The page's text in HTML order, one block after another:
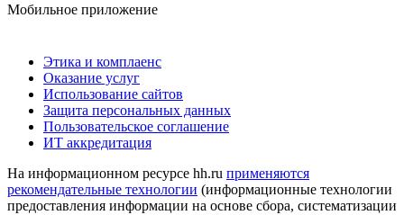
Мобильное приложение
Этика и комплаенс
Оказание услуг
Использование сайтов
Защита персональных данных
Пользовательское соглашение
ИТ аккредитация
На информационном ресурсе hh.ru применяются
рекомендательные технологии (информационные технологии
предоставления информации на основе сбора, систематизации